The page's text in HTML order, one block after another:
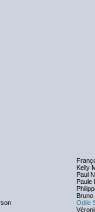
Kelly
Paul
Paule
Bruno
Odile